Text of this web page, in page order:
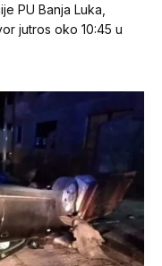
PU Banja Luka,
jutros oko 10:45 u